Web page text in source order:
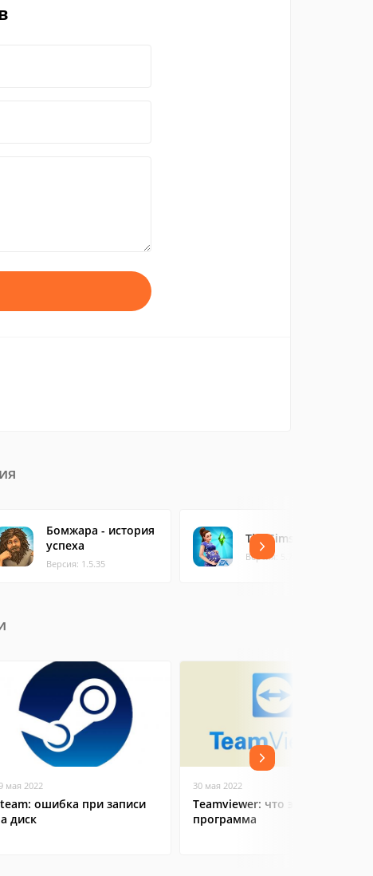
Бомжара - история
успеха
Версия: 1.5.35
The Sims FreePlay
Версия: 5.74.0
мая 2022
ошибка при записи
диск
30 мая 2022
Teamviewer: что это за
программа